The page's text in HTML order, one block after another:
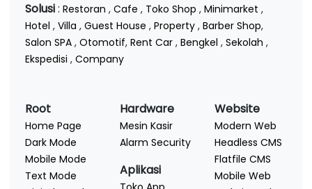
Solusi: Restoran , Cafe , Toko Shop , Minimarket ,
Hotel , Villa , Guest House , Property , Barber Shop,
Salon SPA , Otomotif, Rent Car , Bengkel , Sekolah ,
Ekspedisi , Company
Root
Home Page
Dark Mode
Mobile Mode
Text Mode
Hardware
Mesin Kasir
Alarm Security
Aplikasi
Website
Modern Web
Headless CMS
Flatfile CMS
Mobile Web